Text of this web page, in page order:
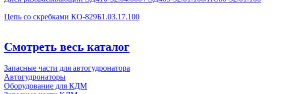
Цепь со скребками КО-829Б1.03.17.100
Смотреть весь каталог
Запасные части для автогудронатора
Автогудронаторы
Оборудование для КДМ